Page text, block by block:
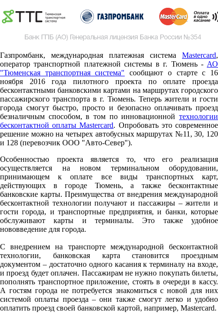
Газпромбанк, международная платежная система Mastercard,
оператор транспортной платежной системы в г. Тюмень - АО
"Тюменская транспортная система" сообщают о старте c 16
ноября 2016 года пилотного проекта по оплате проезда
бесконтактными банковскими картами на маршрутах городского
пассажирского транспорта в г. Тюмень. Теперь жители и гости
города смогут быстро, просто и безопасно оплачивать проезд
безналичным способом, в том по инновационной технологии
бесконтактной оплаты Mastercard. Опробовать это современное
решение можно на четырех автобусных маршрутах №11, 30, 120
и 128 (перевозчик ООО "Авто-Север").
Особенностью проекта является то, что его реализация
осуществляется на новом терминальном оборудовании,
принимающем к оплате все виды транспортных карт,
действующих в городе Тюмень, а также бесконтактные
банковские карты. Преимущества от внедрения международной
бесконтактной технологии получают и пассажиры – жители и
гости города, и транспортные предприятия, и банки, которые
обслуживают карты и терминалы. Это также удобное
нововведение для города.
С внедрением на транспорте международной бесконтактной
технологии, банковская карта становится проездным
документом – достаточно одного касания к терминалу на входе,
и проезд будет оплачен. Пассажирам не нужно покупать билеты,
пополнять транспортное приложение, стоять в очереди в кассу.
А гостям города не потребуется знакомиться с новой для них
системой оплаты проезда – они также смогут легко и удобно
оплатить проезд своей банковской картой, например, Mastercard.